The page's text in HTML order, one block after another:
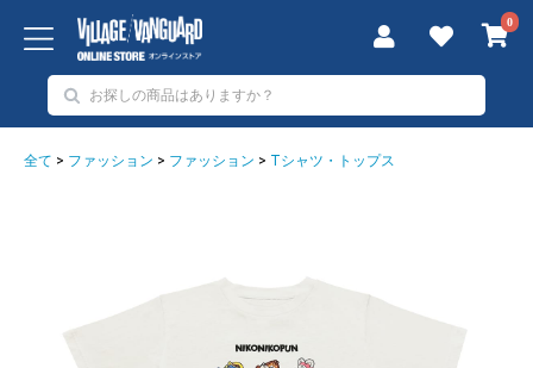
0
全て > ファッション > ファッション > Tシャツ・トップス